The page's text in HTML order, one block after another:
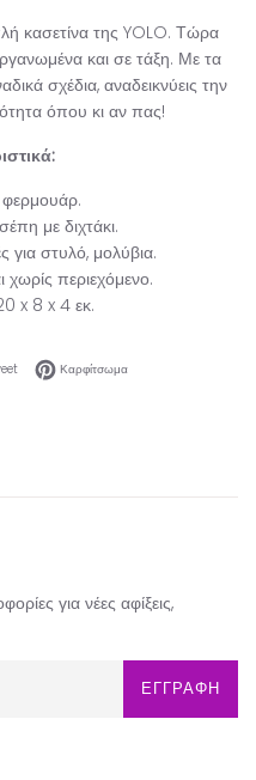
κασετίνα της YOLO. Τώρα
και σε τάξη. Με τα
σχέδια, αναδεικνύεις την
όπου κι αν πας!
με διχτάκι.
για στυλό, μολύβια.
χωρίς περιεχόμενο.
x 8 x 4 εκ.
στο Facebook
Tweet στο Twitter
ΚαρφίτσωμαΚαρφίτσωμα στο
για νέες αφίξεις,
ΕΓΓΡΑΦΗ